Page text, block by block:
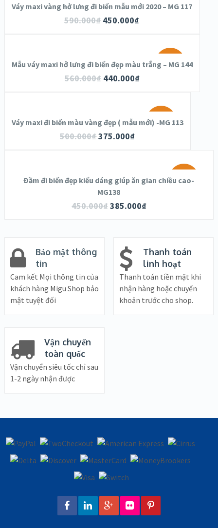
SALE!
Váy maxi vàng hở lưng đi biển mẫu mới 2020 – MG 117
590.000₫450.000₫
SALE!
Mẫu váy maxi hở lưng đi biển đẹp màu trắng – MG 144
560.000₫ 440.000₫
SALE!
Váy maxi đi biển màu vàng đẹp ( mẫu mới) -MG 113
500.000₫375.000₫
SALE!
Đầm đi biển đẹp kiểu dáng giúp ăn gian chiều cao-
MG138
450.000₫385.000₫
Bảo mật thông
tin
Cam kết Mọi thông tin của
khách hàng Migu Shop bảo
mật tuyệt đối
Thanh toán
linh hoạt
Thanh toán tiền mặt khi
nhận hàng hoặc chuyển
khoản trước cho shop.
Vận chuyển
toàn quốc
Vận chuyển siêu tốc chỉ sau
1-2 ngày nhận được